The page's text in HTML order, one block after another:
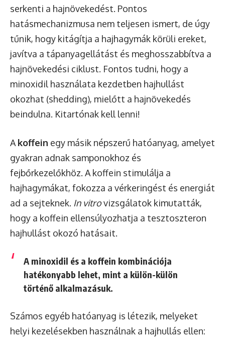
serkenti a hajnövekedést. Pontos
hatásmechanizmusa nem teljesen ismert, de úgy
tűnik, hogy kitágítja a hajhagymák körüli ereket,
javítva a tápanyagellátást és meghosszabbítva a
hajnövekedési ciklust. Fontos tudni, hogy a
minoxidil használata kezdetben hajhullást
okozhat (shedding), mielőtt a hajnövekedés
beindulna. Kitartónak kell lenni!
A koffein egy másik népszerű hatóanyag, amelyet
gyakran adnak samponokhoz és
fejbőrkezelőkhöz. A koffein stimulálja a
hajhagymákat, fokozza a vérkeringést és energiát
ad a sejteknek. In vitrovizsgálatok kimutatták,
hogy a koffein ellensúlyozhatja a tesztoszteron
hajhullást okozó hatásait.
A minoxidil és a koffein kombinációja
hatékonyabb lehet, mint a külön-külön
történő alkalmazásuk.
Számos egyéb hatóanyag is létezik, melyeket
helyi kezelésekben használnak a hajhullás ellen: